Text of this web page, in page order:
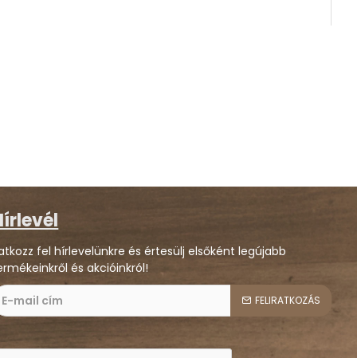
fel hírlevelünkre és értesülj elsőként legújabb
és akcióinkról!
FELIRATKOZÁS